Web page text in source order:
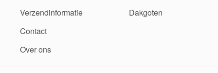
Verzendinformatie
Contact
Over ons
Dakgoten